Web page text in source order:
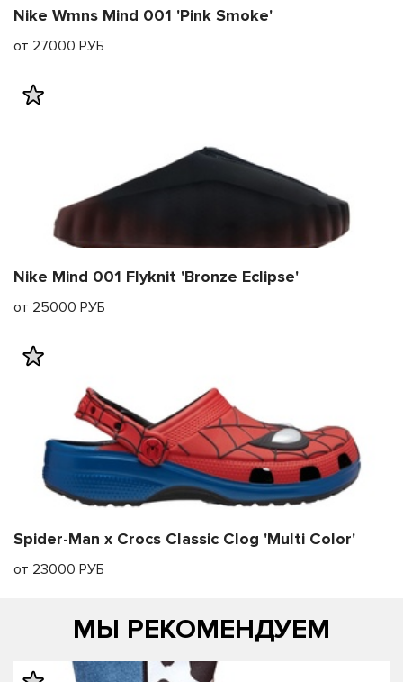
Nike Wmns Mind 001 'Pink Smoke'
от 27000 РУБ
Nike Mind 001 Flyknit 'Bronze Eclipse'
от 25000 РУБ
Spider-Man x Crocs Classic Clog 'Multi Color'
от 23000 РУБ
МЫ РЕКОМЕНДУЕМ